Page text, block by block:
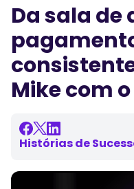
Ações
Histórias de Sucesso
Recompensas
Blogue
Ebooks
Sobre
Centro de Ajuda
Da sala de
Mike com
Histórias de